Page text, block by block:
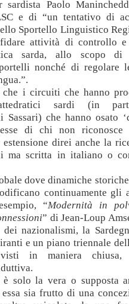
sardista Paolo
e di “un tentativo di
Sportello Linguistico
attività di controllo
sarda, allo scopo di
nonché di regolare
che i circuiti che hanno
sardi (in
Sassari) che hanno osato
di chi non riconosce
direi anche la
ma scritta in italiano o
dove dinamiche
continuamente gli
“Modernità in
” di Jean-Loup
nazionalismi, la
e un piano triennale
in maniera chiusa,
solo la vera o supposta
sia frutto di una